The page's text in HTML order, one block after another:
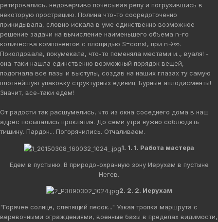
ретировались, недоверчиво почесывая репу и погрузившись в
некоторую прострацию. Полина что-то сосредоточенно
прикидывала, словно искала в уме единственно возможное
решение задачи на вычисление наименьшего объема n-го
количества компонентов с площадью S=const, при n→∞.
Поколдовала, покумекала, что-то поменяла местами и.., вуаля! -
она-таки нашла единственно возможный порядок вещей,
подогнала все пазы и выступы, создав на наших глазах ту самую
плотнейшую упаковку структурных единиц. Бурные аплодисменты!
Значит, все-таки едем!
От радости так расшумелись, что из окна соседнего дома в наш
адрес посыпались проклятия. До семи утра нужно соблюдать
тишину. Пардон... Погорячились. Отчаливаем.
1. 1. 1. Работа мастера
Едем в пустыню. В природо-охранную зону Иерухам в пустыне
Негев.
2. 2. 2. Иерухам
"Горячее солнце, слепящий песок..." Узкая тропка маршрута с
веревочными ограждениями, военные базы в пределах видимости,